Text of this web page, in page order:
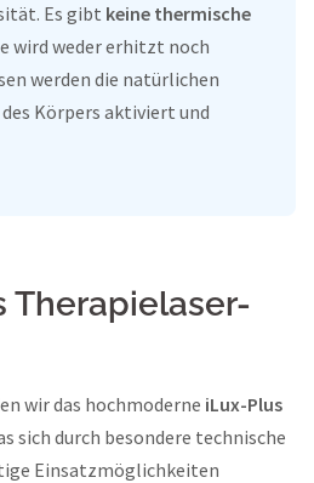
Es gibt keine thermische
wird weder erhitzt noch
werden die natürlichen
Körpers aktiviert und
Therapielaser-
wir das hochmoderne iLux-Plus
sich durch besondere technische
Einsatzmöglichkeiten